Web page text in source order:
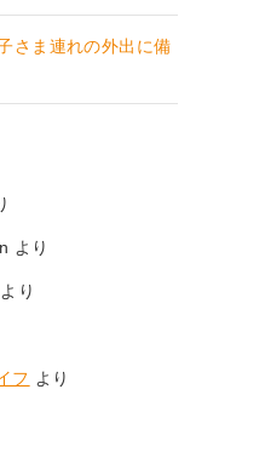
さま連れの外出に備
より
より
フ より